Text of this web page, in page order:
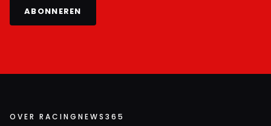
ABONNEREN
OVER RACINGNEWS365